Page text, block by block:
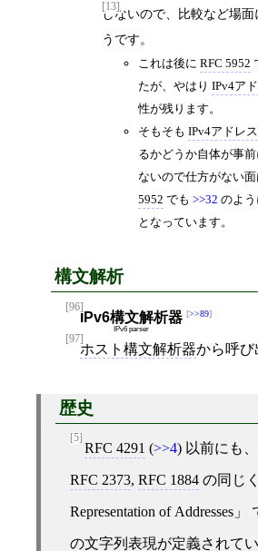
[13]
しないので、比較など場
うです。
これは後に RFC 5952
たが、やはり IPv4ア
性が残ります。
そもそも IPv4アドレス
るかどうか自体が事
ないので仕方がない面
5952 でも >>32 のよ
となっています。
構文解析
[96]
IPv6構文解析器
IPv6 parser
>>89
[97]
ホスト構文解析器から呼び
歴史
[5]
RFC 4291 (>>4) 以前にも、
RFC 2373, RFC 1884の同じく
Representation of Addresses
の文字列表現が定義されて